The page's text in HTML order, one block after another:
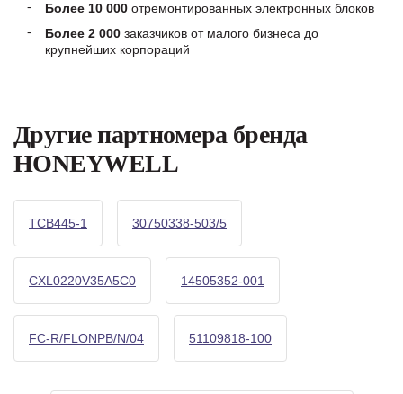
Более 10 000 отремонтированных электронных блоков
Более 2 000 заказчиков от малого бизнеса до
крупнейших корпораций
Другие партномера бренда
HONEYWELL
TCB445-1 30750338-503/5
CXL0220V35A5C0 14505352-001
FC-R/FLONPB/N/04 51109818-100